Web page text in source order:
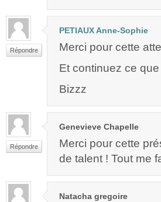
Répondre
PETIAUX Anne-Sophie
Merci pour cette
Et continuez ce
Bizzz
Répondre
Genevieve Chapelle
Merci pour cette
de talent ! Tout me
Natacha gregoire